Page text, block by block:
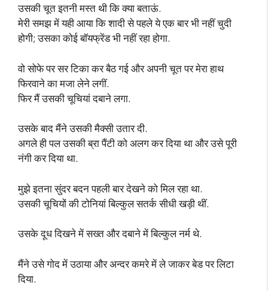
उसकी चूत इतनी मस्त थी कि क्या बताऊं.
मेरी समझ में यही आया कि शादी से पहले ये एक बार भी नहीं चुदी
होगी; उसका कोई बॉयफ्रेंड भी नहीं रहा होगा.
वो सोफे पर सर टिका कर बैठ गई और अपनी चूत पर मेरा हाथ
फिरवाने का मजा लेने लगीं.
फिर मैं उसकी चूचियां दबाने लगा.
उसके बाद मैंने उसकी मैक्सी उतार दी.
अगले ही पल उसकी ब्रा पैंटी को अलग कर दिया था और उसे पूरी
नंगी कर दिया था.
मुझे इतना सुंदर बदन पहली बार देखने को मिल रहा था.
उसकी चूचियों की टोनियां बिल्कुल सतर्क सीधी खड़ी थीं.
उसके दूध दिखने में सख्त और दबाने में बिल्कुल नर्म थे.
मैंने उसे गोद में उठाया और अन्दर कमरे में ले जाकर बेड पर लिटा
दिया.